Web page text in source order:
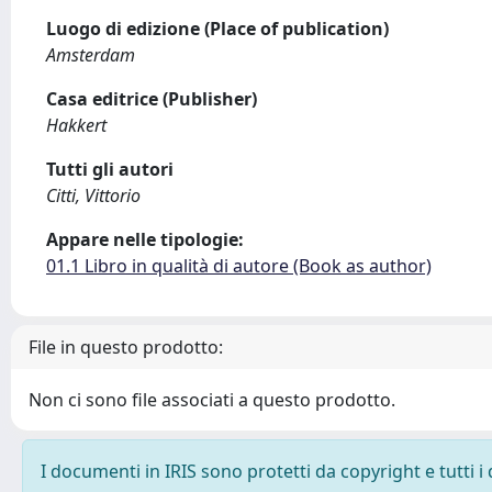
Luogo di edizione (Place of publication)
Amsterdam
Casa editrice (Publisher)
Hakkert
Tutti gli autori
Citti, Vittorio
Appare nelle tipologie:
01.1 Libro in qualità di autore (Book as author)
File in questo prodotto:
Non ci sono file associati a questo prodotto.
I documenti in IRIS sono protetti da copyright e tutti